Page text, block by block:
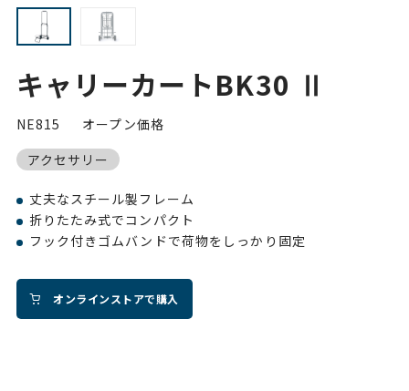
キャリーカートBK30 Ⅱ
NE815
オープン価格
アクセサリー
丈夫なスチール製フレーム
折りたたみ式でコンパクト
フック付きゴムバンドで荷物をしっかり固定
オンラインストアで購入